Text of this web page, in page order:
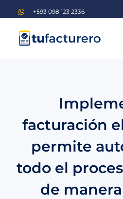
al
contenido
+593 098 123 2336
facturación
permite
todo el
de